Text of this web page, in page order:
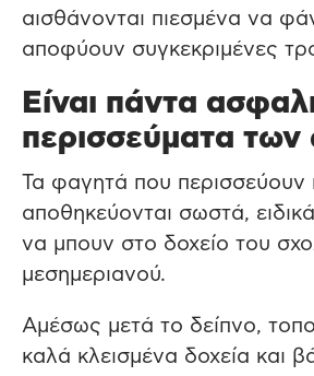
αισθάνονται πιεσμένα να
αποφύουν συγκεκριμένες
Είναι πάντα
περισσεύματα
Τα φαγητά που περισσεύουν
αποθηκεύονται σωστά,
να μπουν στο δοχείο του
μεσημεριανού.
Αμέσως μετά το δείπνο,
καλά κλεισμένα δοχεία και